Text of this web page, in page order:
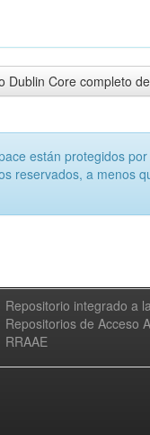
Dublin Core completo
están protegidos
reservados, a menos
Repositorio integrado a
Repositorios de Acceso
RRAAE